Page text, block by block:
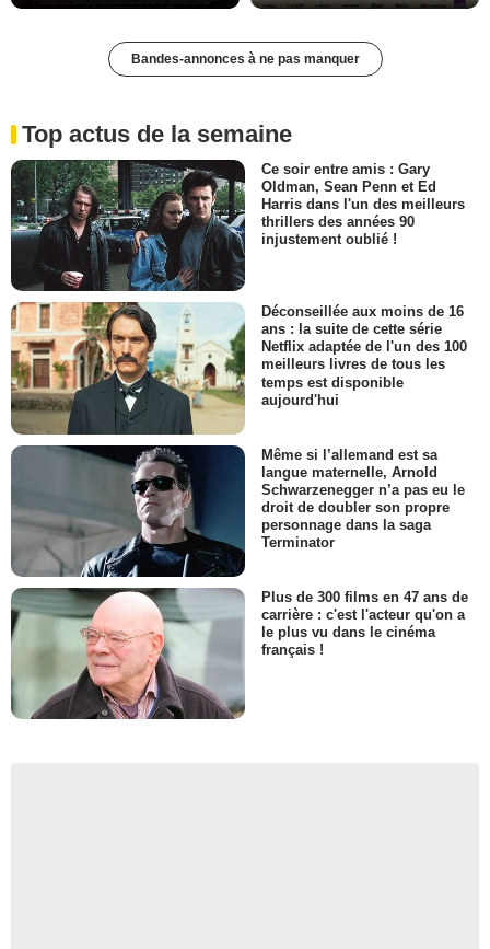
Bandes-annonces à ne pas manquer
Top actus de la semaine
Ce soir entre amis : Gary
Oldman, Sean Penn et Ed
Harris dans l'un des meilleurs
thrillers des années 90
injustement oublié !
Déconseillée aux moins de 16
ans : la suite de cette série
Netflix adaptée de l'un des 100
meilleurs livres de tous les
temps est disponible
aujourd'hui
Même si l’allemand est sa
langue maternelle, Arnold
Schwarzenegger n’a pas eu le
droit de doubler son propre
personnage dans la saga
Terminator
Plus de 300 films en 47 ans de
carrière : c'est l'acteur qu'on a
le plus vu dans le cinéma
français !